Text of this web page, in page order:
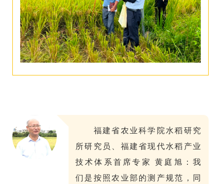
福建省农业科学院水稻研究
所研究员、福建省现代水稻产业
技术体系首席专家 黄庭旭：我
们是按照农业部的测产规范，同